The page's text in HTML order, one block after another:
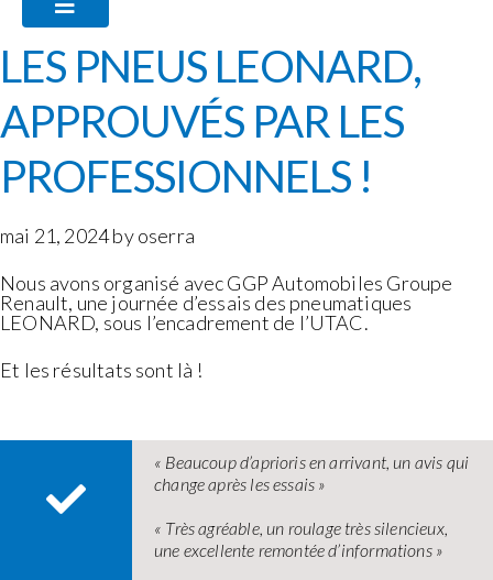
LES PNEUS LEONARD,
APPROUVÉS PAR LES
PROFESSIONNELS !
mai 21, 2024 by oserra
Nous avons organisé avec GGP Automobiles Groupe
Renault, une journée d’essais des pneumatiques
LEONARD, sous l’encadrement de l’UTAC.
Et les résultats sont là !
« Beaucoup d’aprioris en arrivant, un avis qui
change après les essais »
« Très agréable, un roulage très silencieux,
une excellente remontée d’informations »